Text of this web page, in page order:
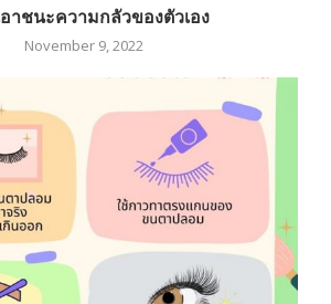
อาชนะความกลัวของตัวเอง
November 9, 2022